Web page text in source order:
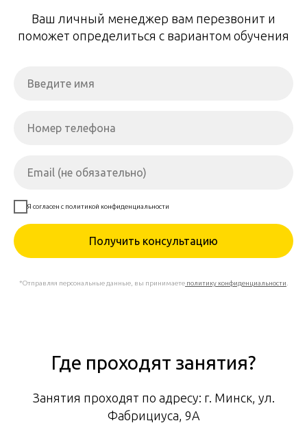
Ваш личный менеджер вам перезвонит и
поможет определиться с вариантом обучения
Я согласен с политикой конфиденциальности
Получить консультацию
*Отправляя персональные данные, вы принимаете политику конфиденциальности
Где проходят занятия?
Занятия проходят по адресу: г. Минск, ул.
Фабрициуса, 9А